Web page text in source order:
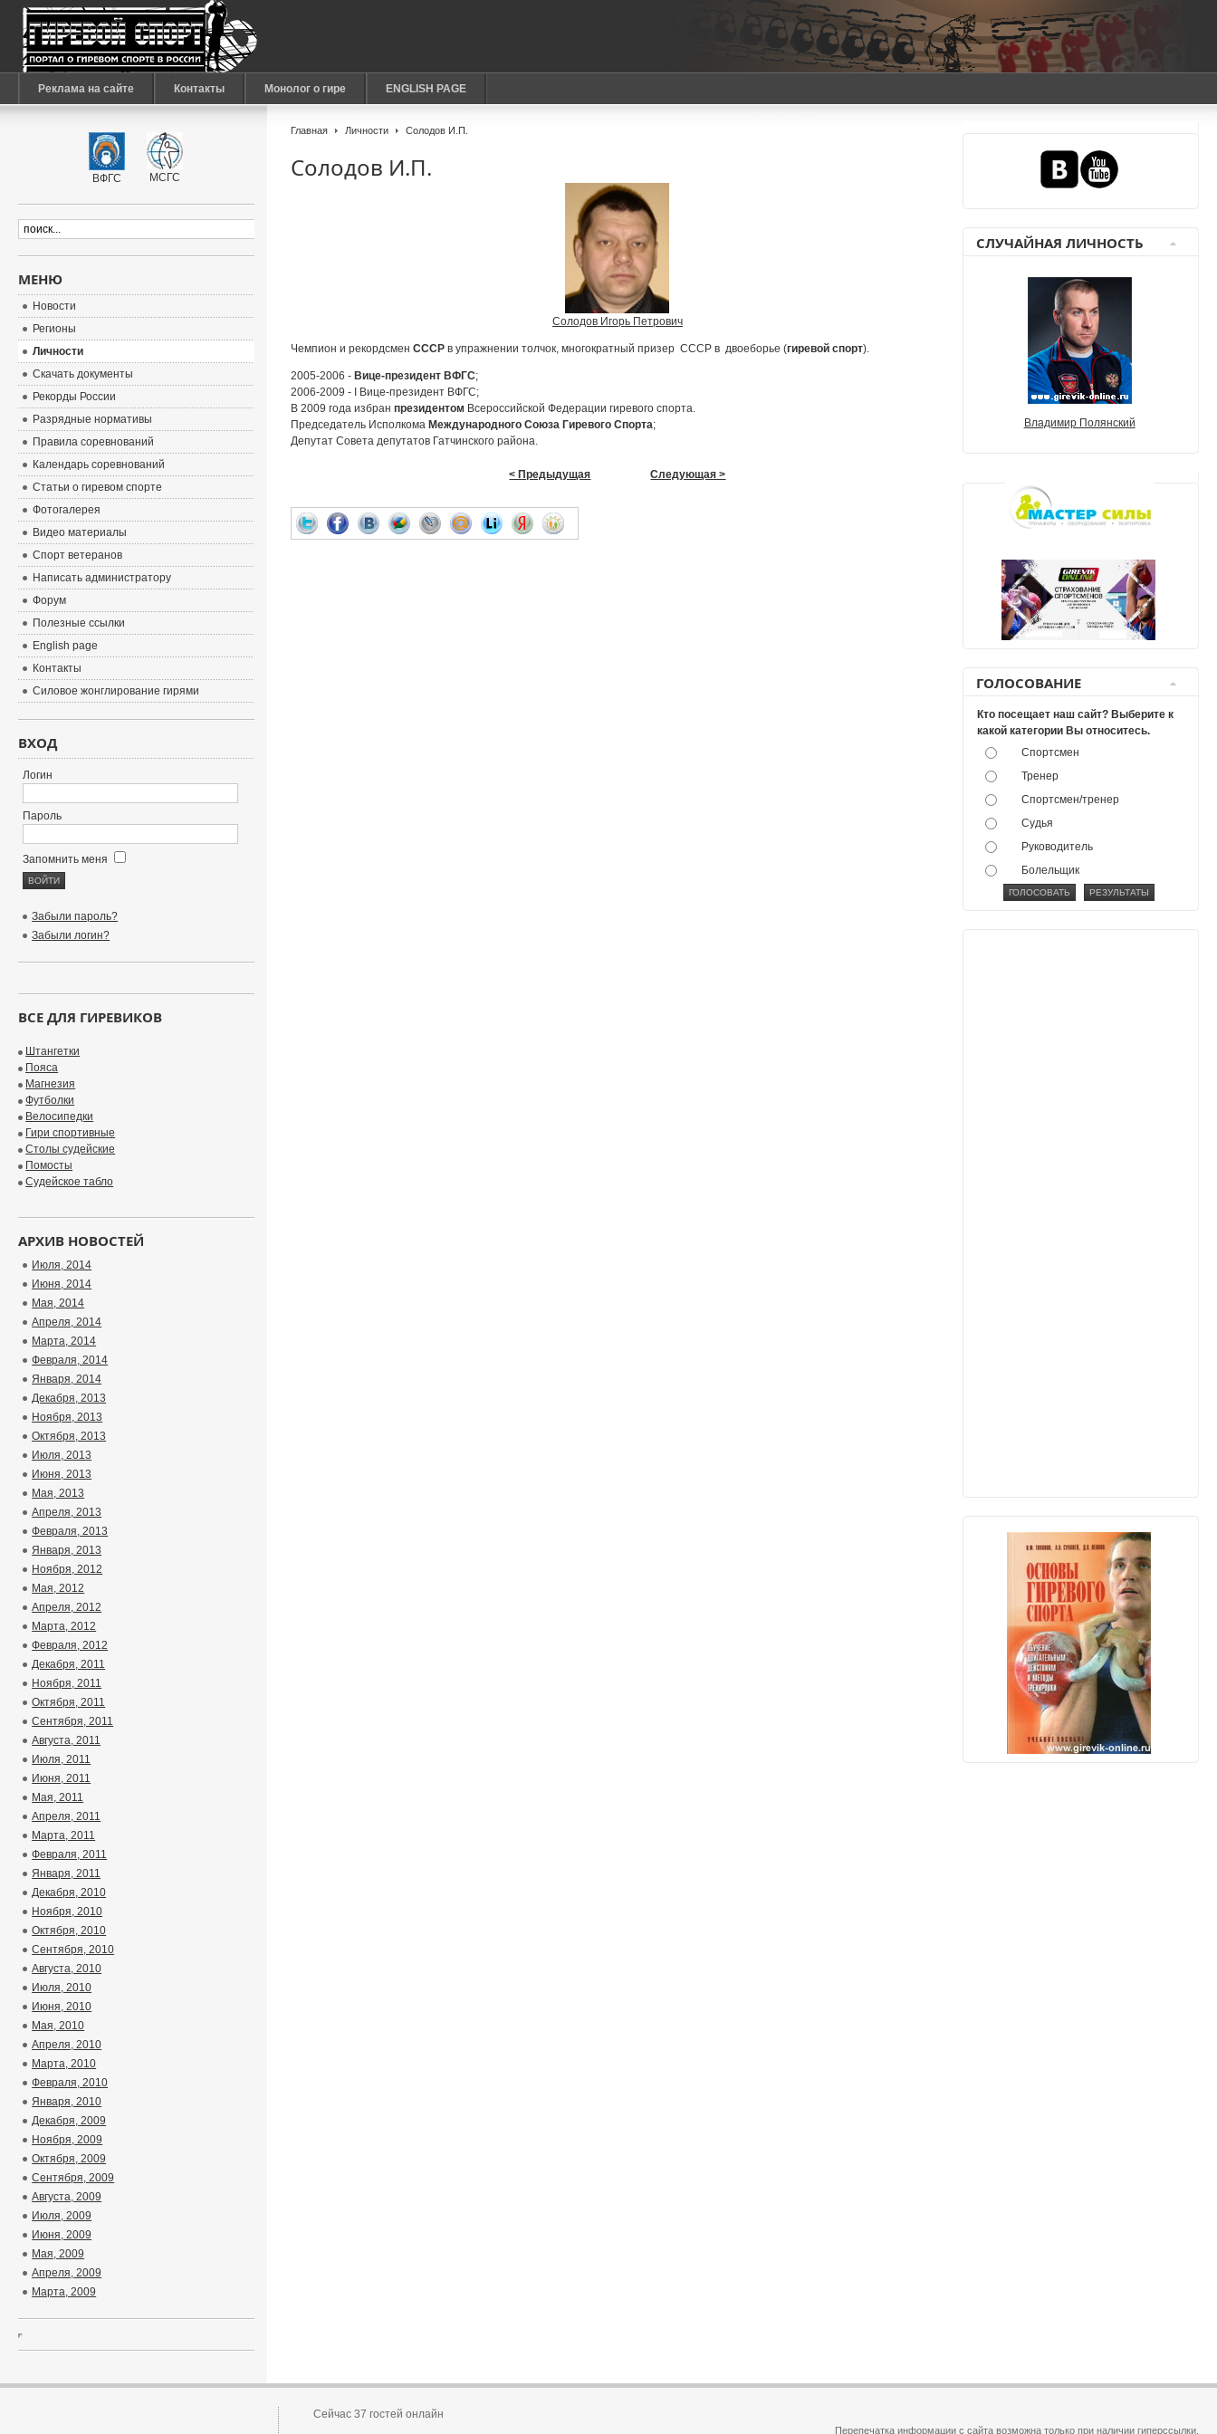
Реклама на сайте Контакты Монолог о гире ENGLISH PAGE
Главная Личности Солодов И.П.
Солодов И.П.
Солодов Игорь Петрович
Чемпион и рекордсмен СССРв упражнении толчок, многократный призер СССР в двоеборье (гиревой спорт).
2005-2006 - Вице-президент ВФГС;
2006-2009 - I Вице-президент ВФГС;
В 2009 года избран президентом Всероссийской Федерации гиревого спорта.
Председатель Исполкома Международного Союза Гиревого Спорта;
Депутат Совета депутатов Гатчинского района.
< Предыдущая Следующая >
ВФГС МСГС
МЕНЮ
Новости
Регионы
Личности
Скачать документы
Рекорды России
Разрядные нормативы
Правила соревнований
Календарь соревнований
Статьи о гиревом спорте
Фотогалерея
Видео материалы
Спорт ветеранов
Написать администратору
Форум
Полезные ссылки
English page
Контакты
Силовое жонглирование гирями
ВХОД
Логин
Пароль
Запомнить меня
Забыли пароль?
Забыли логин?
ВСЕ ДЛЯ ГИРЕВИКОВ
Штангетки
Пояса
Магнезия
Футболки
Велосипедки
Гири спортивные
Столы судейские
Помосты
Судейское табло
АРХИВ НОВОСТЕЙ
Июля, 2014
Июня, 2014
Мая, 2014
Апреля, 2014
Марта, 2014
Февраля, 2014
Января, 2014
Декабря, 2013
Ноября, 2013
Октября, 2013
Июля, 2013
Июня, 2013
Мая, 2013
Апреля, 2013
Февраля, 2013
Января, 2013
Ноября, 2012
Мая, 2012
Апреля, 2012
Марта, 2012
Февраля, 2012
Декабря, 2011
Ноября, 2011
Октября, 2011
Сентября, 2011
Августа, 2011
Июля, 2011
Июня, 2011
Мая, 2011
Апреля, 2011
Марта, 2011
Февраля, 2011
Января, 2011
Декабря, 2010
Ноября, 2010
Октября, 2010
Сентября, 2010
Августа, 2010
Июля, 2010
Июня, 2010
Мая, 2010
Апреля, 2010
Марта, 2010
Февраля, 2010
Января, 2010
Декабря, 2009
Ноября, 2009
Октября, 2009
Сентября, 2009
Августа, 2009
Июля, 2009
Июня, 2009
Мая, 2009
Апреля, 2009
Марта, 2009
СЛУЧАЙНАЯ ЛИЧНОСТЬ
Владимир Полянский
ГОЛОСОВАНИЕ
Кто посещает наш сайт? Выберите к
какой категории Вы относитесь.
Спортсмен
Тренер
Спортсмен/тренер
Судья
Руководитель
Болельщик
Сейчас 37 гостей онлайн
Перепечатка информации с сайта возможна только при наличии гиперссылки.